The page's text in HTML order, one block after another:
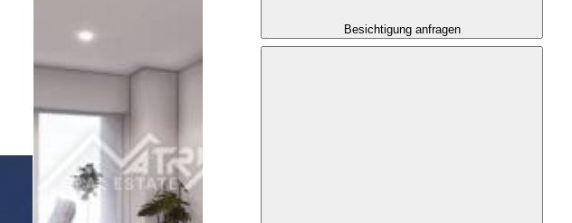
Besichtigung anfragen